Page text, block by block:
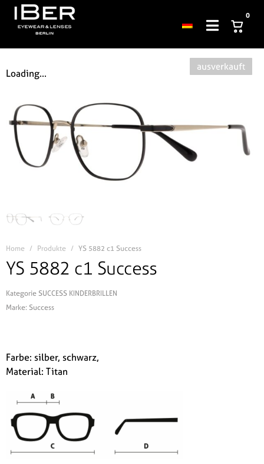
0
ausverkauft
Loading...
Home Produkte YS 5882 c1 Success
YS 5882 c1 Success
KategorieSUCCESS KINDERBRILLEN
Marke:Success
Farbe: silber, schwarz,
Material: Titan